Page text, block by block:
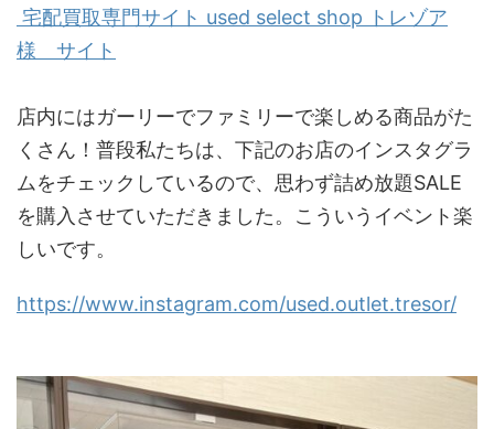
宅配買取専門サイト used select shop トレゾア
様 サイト
店内にはガーリーでファミリーで楽しめる商品がた
くさん！普段私たちは、下記のお店のインスタグラ
ムをチェックしているので、思わず詰め放題SALE
を購入させていただきました。こういうイベント楽
しいです。
https://www.instagram.com/used.outlet.tresor/